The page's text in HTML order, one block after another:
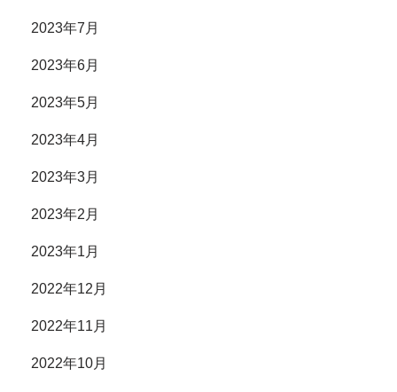
2023年7月
2023年6月
2023年5月
2023年4月
2023年3月
2023年2月
2023年1月
2022年12月
2022年11月
2022年10月